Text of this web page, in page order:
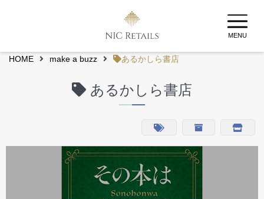
MENU
HOME make a buzz あるかしら書店
あるかしら書店